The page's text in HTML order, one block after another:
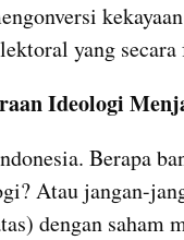
yang
Ideologi
Berapa
Atau jangan-
dengan saham